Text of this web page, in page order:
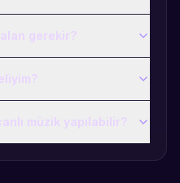
gerekir?
müzik yapılabilir?